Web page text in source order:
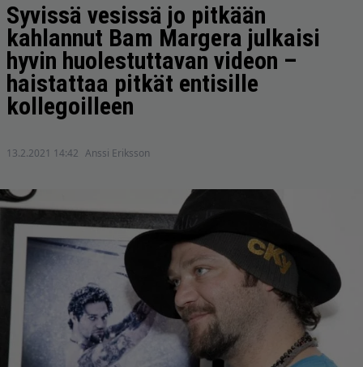
Syvissä vesissä jo pitkään
kahlannut Bam Margera julkaisi
hyvin huolestuttavan videon –
haistattaa pitkät entisille
kollegoilleen
13.2.2021 14:42 Anssi Eriksson